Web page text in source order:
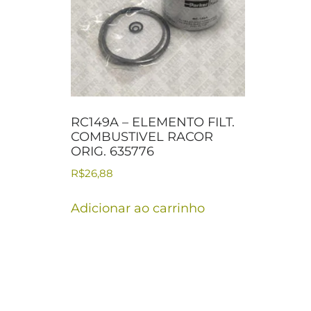
RC149A – ELEMENTO FILT.
COMBUSTIVEL RACOR
ORIG. 635776
R$26,88
Adicionar ao carrinho